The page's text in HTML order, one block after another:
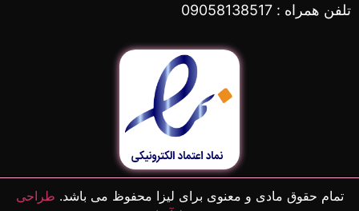
تلفن همراه : 09058138517
تمام حقوق مادی و معنوی برای لیزا محفوظ می باشد. طراحی